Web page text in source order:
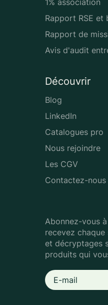
Rapport RSE et
Rapport de
Avis d'audit
Découvrir
Blog
LinkedIn
Catalogues pro
Nous rejoindre
Les CGV
Contactez-nous
Abonnez-vous
recevez chaque
et décryptages
produits qui